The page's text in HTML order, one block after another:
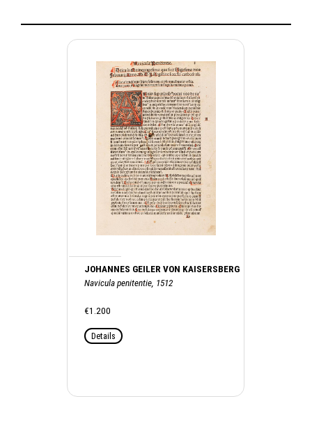
JOHANNES GEILER VON KAISERSBERG
Navicula penitentie, 1512
€1.200
Details